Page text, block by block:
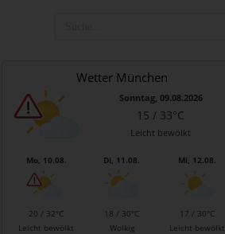
Wetter München
Sonntag, 09.08.2026
15 / 33°C
Leicht bewölkt
Mo, 10.08.
20 / 32°C
Leicht bewölkt
Di, 11.08.
18 / 30°C
Wolkig
Mi, 12.08.
17 / 30°C
Leicht bewölkt